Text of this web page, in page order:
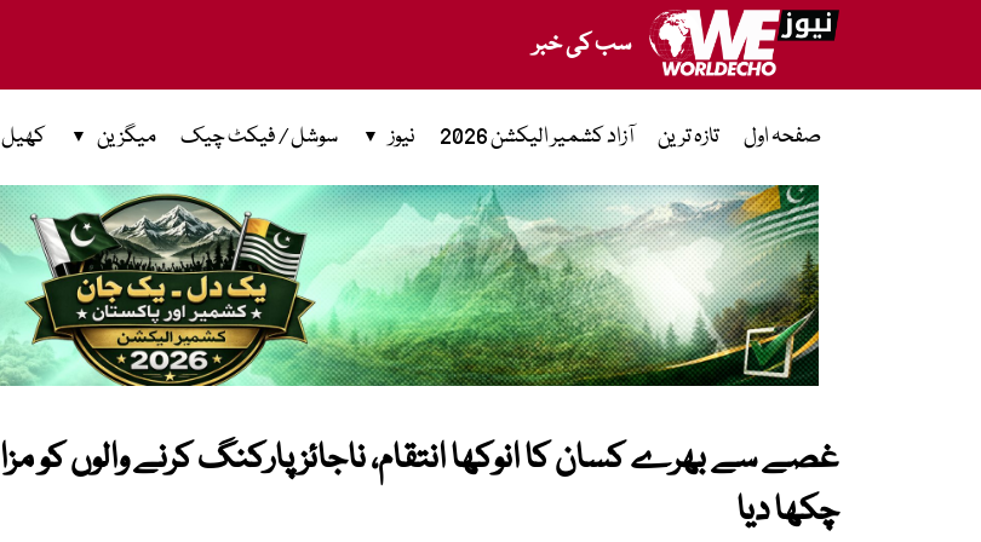
سب کی خبر
صفحہ اول تازہ ترین آزاد کشمیر الیکشن 2026 نیوز سوشل / فیکٹ چیک میگزین کھیل
غصے سے بھرے کسان کا انوکھا انتقام، ناجائز پارکنگ کرنے والوں کو مزا
چکھا دیا